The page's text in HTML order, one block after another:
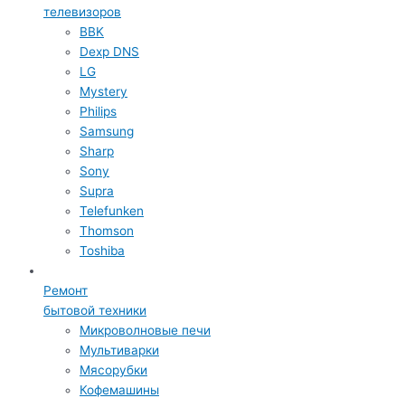
телевизоров
BBK
Dexp DNS
LG
Mystery
Philips
Samsung
Sharp
Sony
Supra
Telefunken
Thomson
Toshiba
Ремонт
бытовой техники
Микроволновые печи
Мультиварки
Мясорубки
Кофемашины